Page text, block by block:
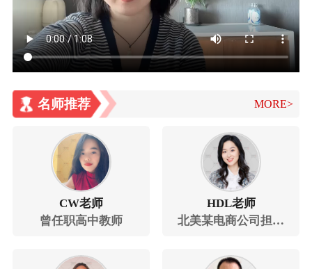
名师推荐 MORE>
CW老师
曾任职高中教师
HDL老师
北美某电商公司担任
中央电视台北美分台